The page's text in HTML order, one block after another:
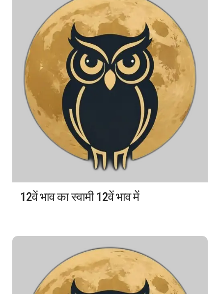
12वें भाव का स्वामी 12वें भाव में